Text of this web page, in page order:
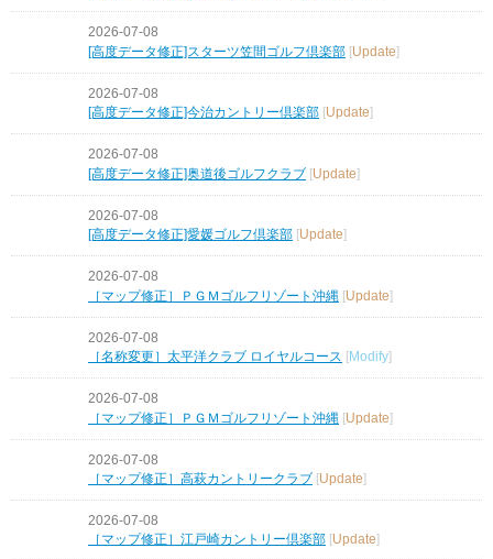
2026-07-08
[高度データ修正]スターツ笠間ゴルフ倶楽部 [Update]
2026-07-08
[高度データ修正]今治カントリー倶楽部 Update
2026-07-08
[高度データ修正]奥道後ゴルフクラブ [Update]
2026-07-08
[高度データ修正]愛媛ゴルフ倶楽部 Update
2026-07-08
［マップ修正］ＰＧＭゴルフリゾート沖縄 [Update]
2026-07-08
［名称変更］太平洋クラブ ロイヤルコース [Modify]
2026-07-08
［マップ修正］ＰＧＭゴルフリゾート沖縄 [Update]
2026-07-08
［マップ修正］高萩カントリークラブ [Update]
2026-07-08
［マップ修正］江戸崎カントリー倶楽部 Update